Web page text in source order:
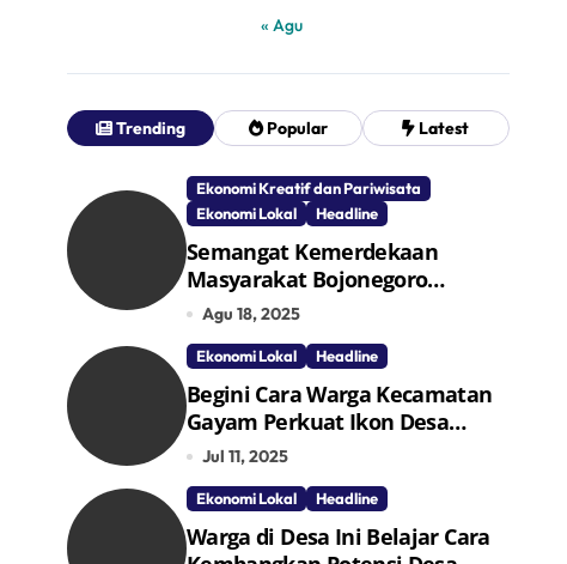
« Agu
Trending Popular Latest
Ekonomi Kreatif dan Pariwisata
Ekonomi Lokal
Headline
Semangat Kemerdekaan
Masyarakat Bojonegoro
Bangun Desa Mandiri Ekonomi
Agu 18, 2025
Ekonomi Lokal Headline
Begini Cara Warga Kecamatan
Gayam Perkuat Ikon Desa
Penggerak Ekonomi Lokal
Jul 11, 2025
Ekonomi Lokal Headline
Warga di Desa Ini Belajar Cara